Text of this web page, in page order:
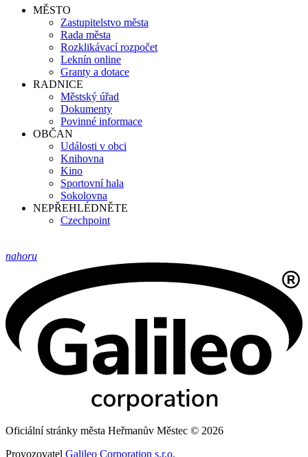
MĚSTO
Zastupitelstvo města
Rada města
Rozklikávací rozpočet
Leknín online
Granty a dotace
RADNICE
Městský úřad
Dokumenty
Povinné informace
OBČAN
Události v obci
Knihovna
Kino
Sportovní hala
Sokolovna
NEPŘEHLÉDNĚTE
Czechpoint
nahoru
Oficiální stránky města Heřmanův Městec © 2026
Provozovatel Galileo Corporation s.r.o.